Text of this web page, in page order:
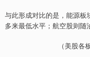
与此形成对比的是，能源板
多来最低水平；航空股则随
（美股各